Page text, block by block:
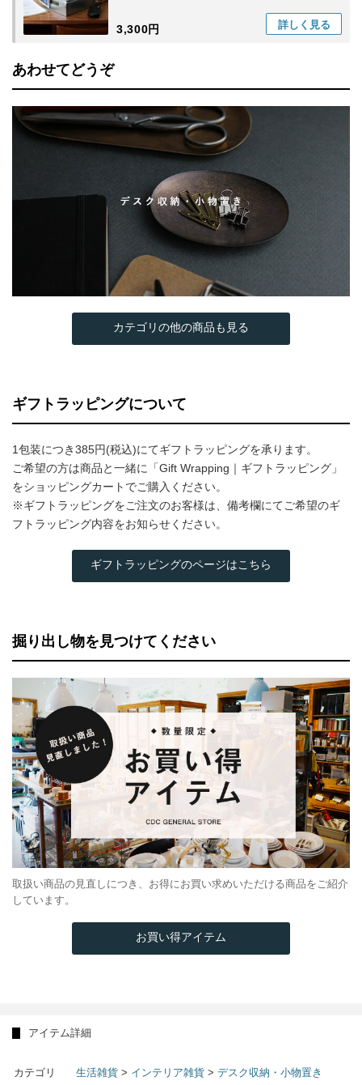
3,300円 詳しく 見る
あわせてどうぞ
カテゴリの他の商品も見る
ギフトラッピングについて
1包装につき385円(税込)にてギフトラッピングを承ります。
ご希望の方は商品と一緒に「Gift Wrapping｜ギフトラッピング」
をショッピングカートでご購入ください。
※ギフトラッピングをご注文のお客様は、備考欄にてご希望のギ
フトラッピング内容をお知らせください。
ギフトラッピングのページはこちら
掘り出し物を見つけてください
取扱い商品の見直しにつき、お得にお買い求めいただける商品をご紹介
しています。
お買い得アイテム
アイテム詳細
カテゴリ 生活雑貨 > インテリア雑貨 > デスク収納・小物置き